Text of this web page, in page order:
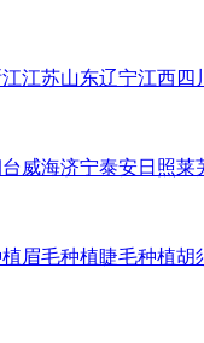
江苏山东辽宁江西四川
威海济宁泰安日照莱
眉毛种植睫毛种植胡